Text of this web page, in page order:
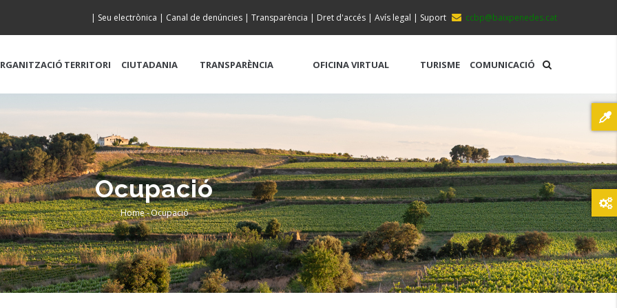
ccbp@baixpenedes.cat
| Seu electrònica | Canal de denúncies | Transparència | Dret d'accés | Avís legal | Suport
TERRITORI CIUTADANIA TRANSPARÈNCIA OFICINA VIRTUAL TURISME COMUNICACIÓ
Ocupació
Breadcrumb
Home-Ocupació